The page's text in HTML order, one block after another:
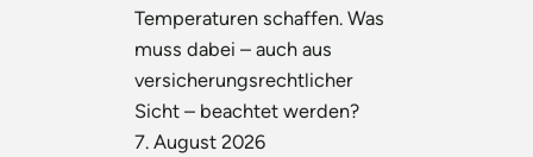
Temperaturen schaffen. Was
muss dabei – auch aus
versicherungsrechtlicher
Sicht – beachtet werden?
7. August 2026